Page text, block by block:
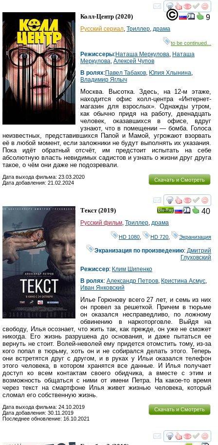
смотреть
на
фильм
для
вашего
региона
9
Колл-Центр (2020)
Русский сериал, Триллер, драма
to be continued...
Режиссеры:Наташа Меркулова, Наташа
Меркулова, Алексей Чупов
В ролях:Павел Табаков, Юлия Хлынина,
Владимир Яглыч
Москва. Высотка. Здесь, на 12-м этаже,
находится офис колл-центра «Интернет-
магазин для взрослых». Однажды утром,
как обычно придя на работу, двенадцать
человек, оказавшихся в офисе, вдруг
узнают, что в помещении — бомба. Голоса
неизвестных, представившихся Папой и Мамой, угрожают взорвать
её в любой момент, если заложники не будут выполнять их указания.
Пока идёт обратный отсчёт, им предстоит испытать на себе
абсолютную власть невидимых садистов и узнать о жизни друг друга
такое, о чём они даже не подозревали.
Скачать и Смотреть
Дата выхода фильма: 23.03.2020
Дата добавления: 21.02.2024
смотреть
40
Текст(2019)
Русский фильм, Триллер, драма
HD 1080 HD 720 Экранизация
Экранизация по произведению:Дмитрий
Глуховский
Режиссер: Клим Шипенко
В ролях: Александр Петров, Кристина Асмус,
Иван Янковский
Илье Горюнову всего 27 лет, и семь из них
он провел за решеткой. Причем в тюрьме
он оказался несправедливо, по ложному
обвинению в наркоторговле. Выйдя на
свободу, Илья осознает, что жить так, как прежде, он уже не сможет
никогда. Его жизнь разрушена до основания, и даже пытаться ее
вернуть не стоит. Волей-неволей ему придется отомстить тому, из-за
кого попал в тюрьму, хоть он и не собирался делать этого. Теперь
они встретятся друг с другом, и в руках у Ильи оказался телефон
этого человека, в котором хранятся все данные. И Илья получает
доступ ко всем контактам своего обидчика, а вместе с этим и
возможность общаться с ними от имени Петра. На какое-то время
через текст на смартфоне Илья живет жизнью человека, который
сломал его собственную жизнь.
Скачать и Смотреть
Дата выхода фильма: 24.10.2019
Дата добавления: 30.11.2019
Последнее обновление: 16.10.2021
смотреть